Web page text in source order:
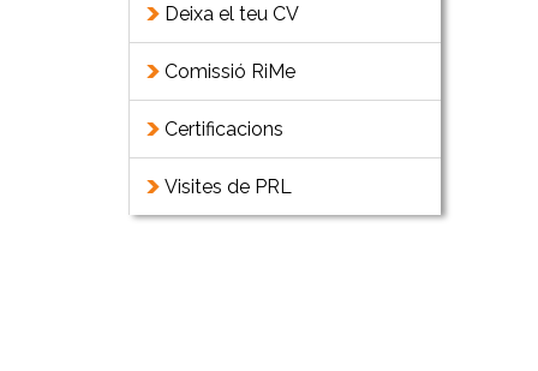
Deixa el teu CV
Comissió RiMe
Certificacions
Visites de PRL